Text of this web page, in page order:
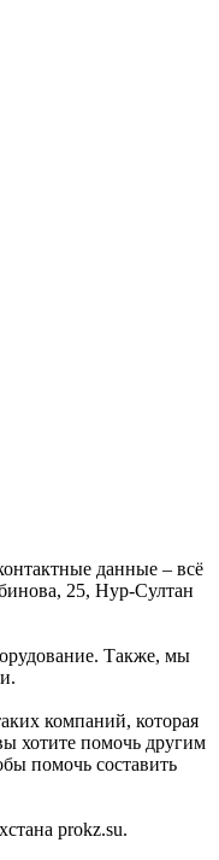
данные – всё
25, Нур-Султан
Также, мы
компаний, которая
хотите помочь другим
помочь составить
prokz.su.